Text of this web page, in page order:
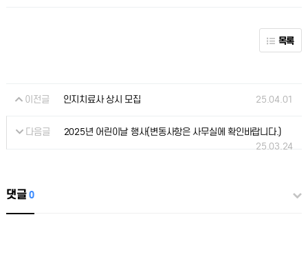
목록
이전글 인지치료사 상시 모집 25.04.01
다음글
2025년 어린이날 행사(변동사항은 사무실에 확인바랍니다.)
25.03.24
댓글0